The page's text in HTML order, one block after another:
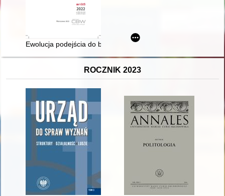
Ewolucja podejścia do bezpieczeństwa w lotnictwie =
ROCZNIK 2023